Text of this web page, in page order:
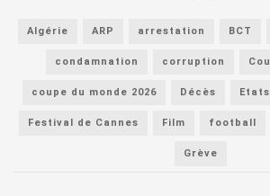
Algérie ARP arrestation BCT
condamnation corruption
coupe du monde 2026 Décès
Festival de Cannes Film football
Grève